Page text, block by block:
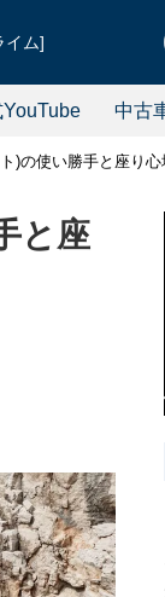
イム]
中古
)の使い勝手と座り
と座